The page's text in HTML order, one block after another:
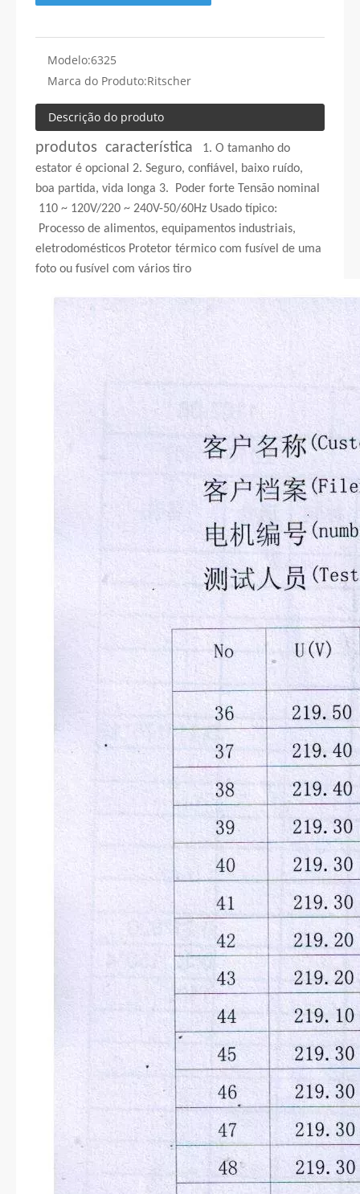
Modelo:6325
Marca do Produto:Ritscher
Descrição do produto
produtos característica 1. O tamanho do
estator é opcional 2. Seguro, confiável, baixo ruído,
boa partida, vida longa 3. Poder forte Tensão nominal
110 ~ 120V/220 ~ 240V-50/60Hz Usado típico:
Processo de alimentos, equipamentos industriais,
eletrodomésticos Protetor térmico com fusível de uma
foto ou fusível com vários tiro